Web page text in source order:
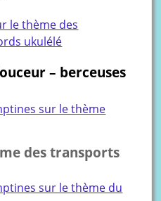
le thème des
ukulélé
– berceuses
sur le thème
des transports
sur le thème du